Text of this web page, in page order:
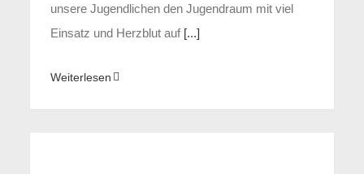
unsere Jugendlichen den Jugendraum mit viel
Einsatz und Herzblut auf[...]
Weiterlesen